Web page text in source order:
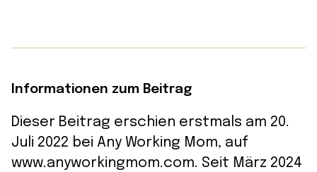
Informationen zum Beitrag
Dieser Beitrag erschien erstmals am 20.
Juli 2022 bei Any Working Mom, auf
www.anyworkingmom.com. Seit März 2024